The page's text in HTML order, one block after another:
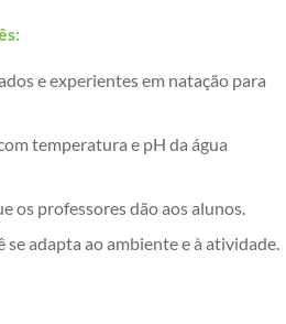
e experientes em natação para
temperatura e pH da água
os professores dão aos alunos.
se adapta ao ambiente e à atividade.